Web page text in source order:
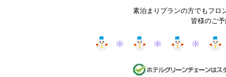
素泊まりプランの方でもフロ
皆様のご